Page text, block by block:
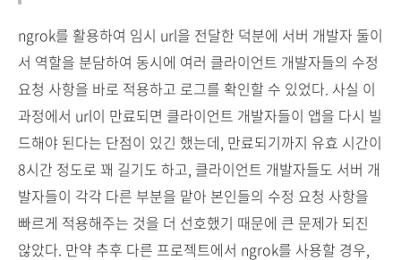
ngrok를 활용하여 임시 url을 전달한 덕분에 서버 개발자 둘이
서 역할을 분담하여 동시에 여러 클라이언트 개발자들의 수정
요청 사항을 바로 적용하고 로그를 확인할 수 있었다. 사실 이
과정에서 url이 만료되면 클라이언트 개발자들이 앱을 다시 빌
드해야 된다는 단점이 있긴 했는데, 만료되기까지 유효 시간이
8시간 정도로 꽤 길기도 하고, 클라이언트 개발자들도 서버 개
발자들이 각각 다른 부분을 맡아 본인들의 수정 요청 사항을
빠르게 적용해주는 것을 더 선호했기 때문에 큰 문제가 되진
않았다. 만약 추후 다른 프로젝트에서 ngrok를 사용할 경우,